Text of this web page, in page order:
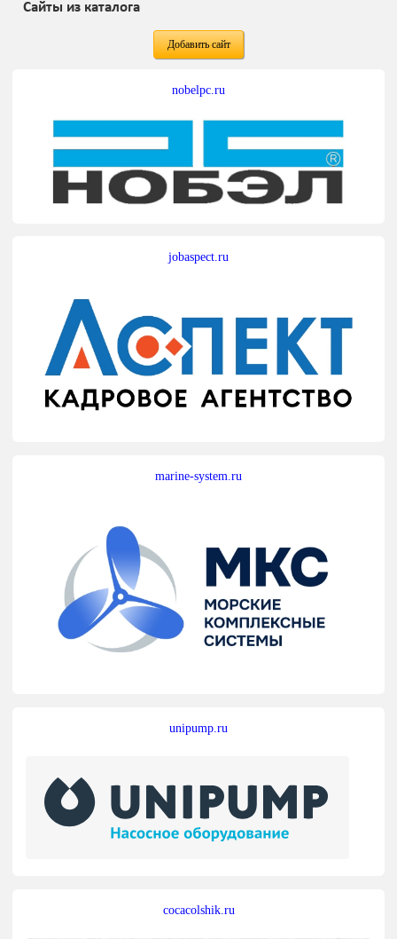
Сайты из каталога
Добавить сайт
nobelpc.ru
jobaspect.ru
marine-system.ru
unipump.ru
cocacolshik.ru